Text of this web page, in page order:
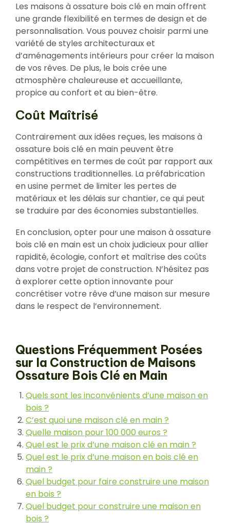
Les maisons à ossature bois clé en main offrent
une grande flexibilité en termes de design et de
personnalisation. Vous pouvez choisir parmi une
variété de styles architecturaux et
d’aménagements intérieurs pour créer la maison
de vos rêves. De plus, le bois crée une
atmosphère chaleureuse et accueillante,
propice au confort et au bien-être.
Coût Maîtrisé
Contrairement aux idées reçues, les maisons à
ossature bois clé en main peuvent être
compétitives en termes de coût par rapport aux
constructions traditionnelles. La préfabrication
en usine permet de limiter les pertes de
matériaux et les délais sur chantier, ce qui peut
se traduire par des économies substantielles.
En conclusion, opter pour une maison à ossature
bois clé en main est un choix judicieux pour allier
rapidité, écologie, confort et maîtrise des coûts
dans votre projet de construction. N’hésitez pas
à explorer cette option innovante pour
concrétiser votre rêve d’une maison sur mesure
dans le respect de l’environnement.
Questions Fréquemment Posées
sur la Construction de Maisons
Ossature Bois Clé en Main
Quels sont les inconvénients d’une maison en
bois ?
C’est quoi une maison clé en main ?
Quelle maison pour 100 000 euros ?
Quel est le prix d’une maison clé en main ?
Quel est le prix d’une maison en bois clé en
main ?
Quel budget pour faire construire une maison
en bois ?
Quel budget pour construire une maison en
bois ?